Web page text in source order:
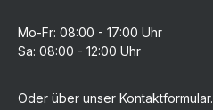
Mo-Fr: 08:00 - 17:00 Uhr
Sa: 08:00 - 12:00 Uhr
Oder über unser Kontaktformular.